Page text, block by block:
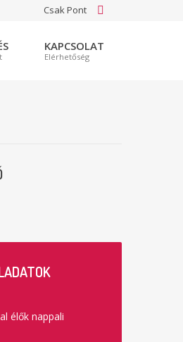
Csak Pont
KAPCSOLAT
Elérhetőség
élők nappali